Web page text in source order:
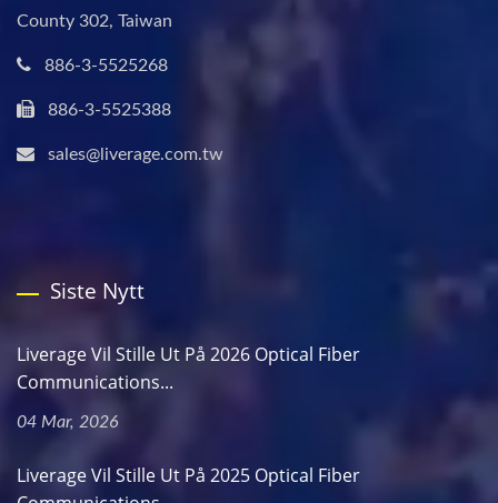
County 302, Taiwan
886-3-5525268
886-3-5525388
sales@liverage.com.tw
Siste Nytt
Liverage Vil Stille Ut På 2026 Optical Fiber
Communications...
04 Mar, 2026
Liverage Vil Stille Ut På 2025 Optical Fiber